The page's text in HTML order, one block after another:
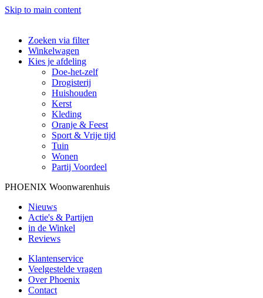
Skip to main content
Zoeken via filter
Winkelwagen
Kies je afdeling
Doe-het-zelf
Drogisterij
Huishouden
Kerst
Kleding
Oranje & Feest
Sport & Vrije tijd
Tuin
Wonen
Partij Voordeel
PHOENIX Woonwarenhuis
Nieuws
Actie's & Partijen
in de Winkel
Reviews
Klantenservice
Veelgestelde vragen
Over Phoenix
Contact